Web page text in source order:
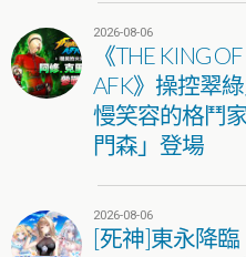
2026-08-06
《THE KING
AFK》操控翠
慢笑容的格鬥
門森」登場
2026-08-06
[死神]東永降